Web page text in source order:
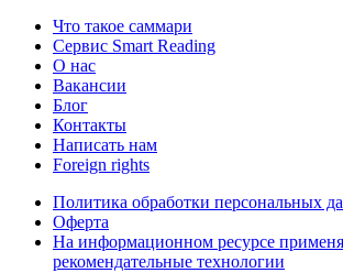
Что такое саммари
Сервис Smart Reading
О нас
Вакансии
Блог
Контакты
Написать нам
Foreign rights
Политика обработки персональных
Оферта
На информационном ресурсе
рекомендательные технологии